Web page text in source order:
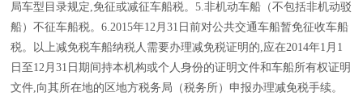
局车型目录规定,免征或减征车船税。5.非机动车船（不包括非机动驳
船）不征车船税。6.2015年12月31日前对公共交通车船暂免征收车船
税。以上减免税车船纳税人需要办理减免税证明的,应在2014年1月1
日至12月31日期间持本机构或个人身份的证明文件和车船所有权证明
文件,向其所在地的区地方税务局（税务所）申报办理减免税手续。